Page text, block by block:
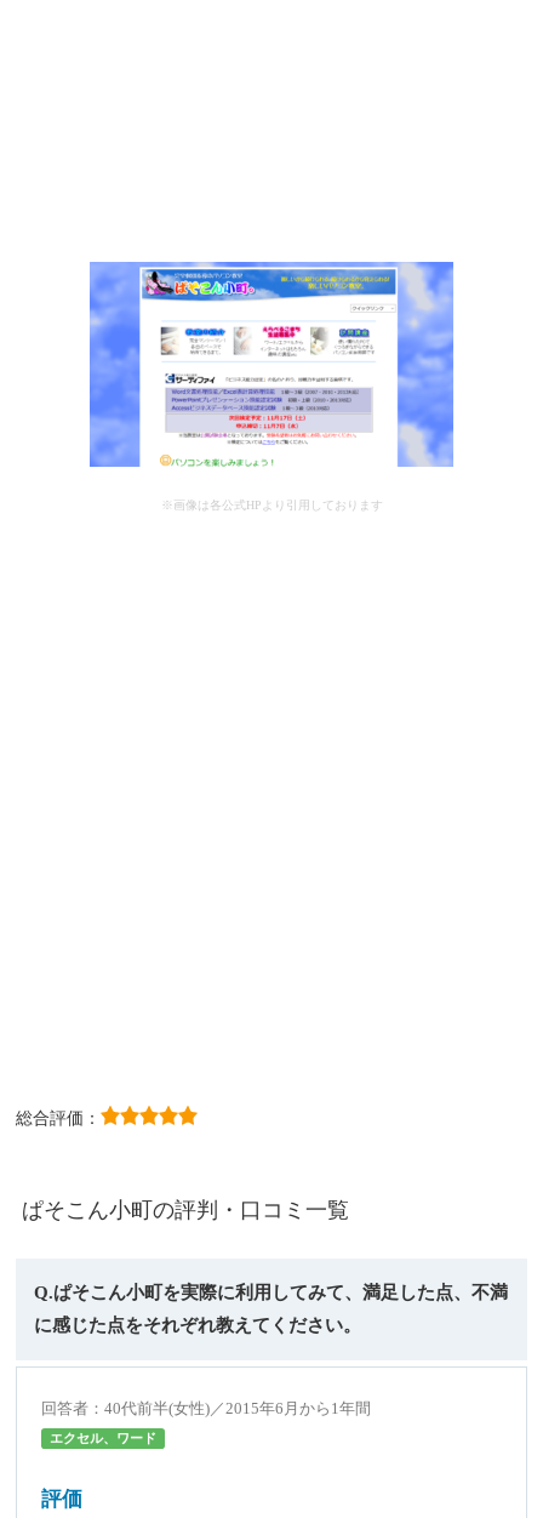
※画像は各公式HPより引用しております
総合評価：
ぱそこん小町の評判・口コミ一覧
Q.ぱそこん小町を実際に利用してみて、満足した点、不満
に感じた点をそれぞれ教えてください。
回答者：40代前半(女性)／2015年6月から1年間
エクセル、ワード
評価